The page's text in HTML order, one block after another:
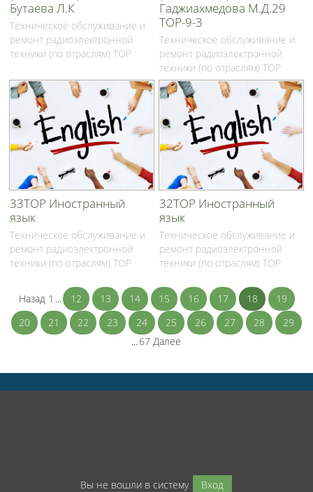
Бутаева Л.К
Техническое обслуживание и
ремонт радиоэлектронной
техники (по отраслям) ТОР
Гаджиахмедова М.Д.29
ТОР-9-3
Техническое обслуживание и
ремонт радиоэлектронной
техники (по отраслям) ТОР
33ТОР Иностранный
язык
Техническое обслуживание и
ремонт радиоэлектронной
техники (по отраслям) ТОР
32ТОР Иностранный
язык
Техническое обслуживание и
ремонт радиоэлектронной
техники (по отраслям) ТОР
Назад 1 ... 12 13 14 15 16 17 18
19
20
21 22 23 24 25 26 27 28
29
...67 Далее
Вы не вошли в систему Вход